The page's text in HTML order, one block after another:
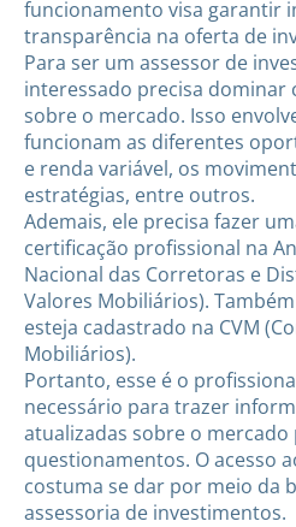
funcionamento visa garantir
transparência na oferta de
Para ser um assessor de
interessado precisa dominar
sobre o mercado. Isso
funcionam as diferentes
e renda variável, os
estratégias, entre outros.
Ademais, ele precisa fazer
certificação profissional na
Nacional das Corretoras e
Valores Mobiliários).
esteja cadastrado na CVM
Mobiliários).
Portanto, esse é o
necessário para trazer
atualizadas sobre o
questionamentos. O acesso
costuma se dar por meio da
assessoria de investimentos.